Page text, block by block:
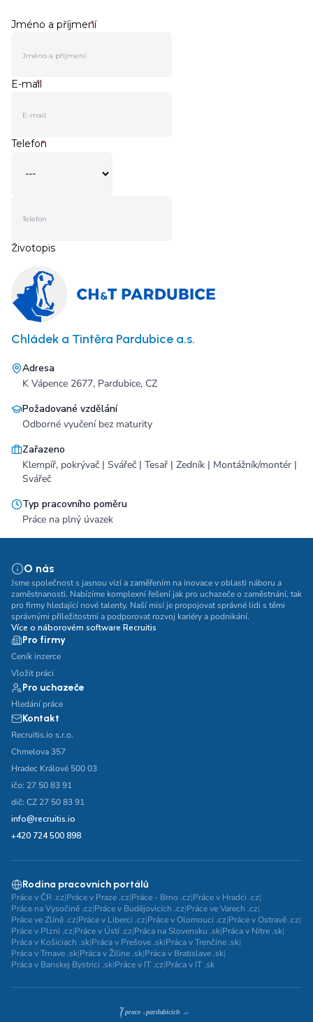
Chládek a Tintěra Pardubice a.s.
Adresa
K Vápence 2677, Pardubice, CZ
Požadované vzdělání
Odborné vyučení bez maturity
Zařazeno
Klempíř, pokrývač | Svářeč | Tesař | Zedník | Montážník/montér |
Svářeč
Typ pracovního poměru
Práce na plný úvazek
O nás
Jsme společnost s jasnou vizí a zaměřením na inovace v oblasti náboru a
zaměstnanosti. Nabízíme komplexní řešení jak pro uchazeče o zaměstnání, tak
pro firmy hledající nové talenty. Naší misí je propojovat správné lidi s těmi
správnými příležitostmi a podporovat rozvoj kariéry a podnikání.
Více o náborovém software Recruitis
Pro firmy
Ceník inzerce
Vložit práci
Pro uchazeče
Hledání práce
Kontakt
Recruitis.io s.r.o.
Chmelova 357
Hradec Králové 500 03
ičo: 27 50 83 91
dič: CZ 27 50 83 91
info@recruitis.io
+420 724 500 898
Rodina pracovních portálů
Práce v ČR .cz|Práce v Praze .cz|Práce - Brno .cz|Práce v Hradci .cz|
Práce na Vysočině .cz|Práce v Budějovicích .cz|Práce ve Varech .cz|
Práce ve Zlíně .cz|Práce v Liberci .cz|Práce v Olomouci .cz|Práce v Ostravě .cz|
Práce v Plzni .cz|Práce v Ústí .cz|Práca na Slovensku .sk|Práca v Nitre .sk|
Práca v Košiciach .sk|Práca v Prešove .sk|Práca v Trenčíne .sk|
Práca v Trnave .sk|Práca v Žiline .sk|Práca v Bratislave .sk|
Práca v Banskej Bystrici .sk|Práce v IT .cz|Práca v IT .sk